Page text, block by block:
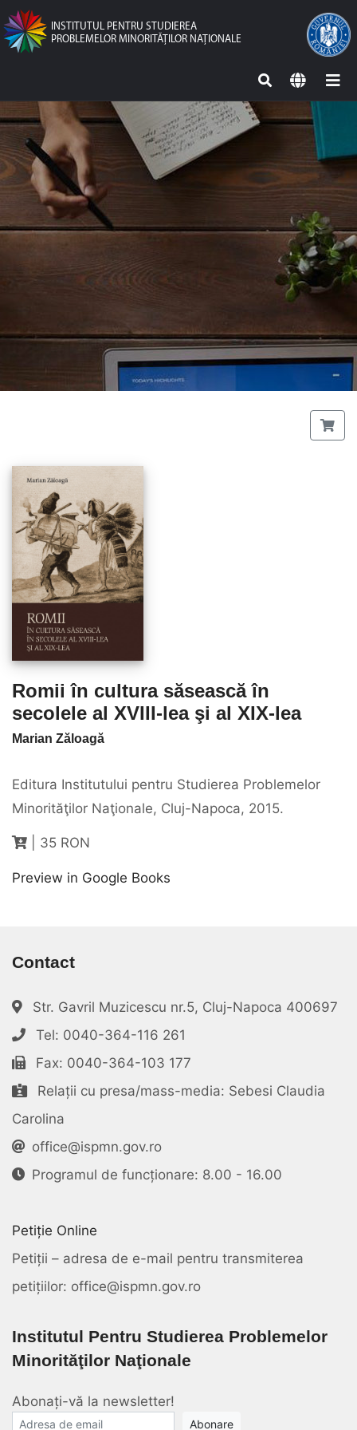
INSTITUTUL PENTRU STUDIEREA
PROBLEMELOR MINORITĂŢILOR NAŢIONALE
Romii în cultura săsească în
secolele al XVIII-lea şi al XIX-lea
Marian Zăloagă
Editura Institutului pentru Studierea Problemelor
Minorităţilor Naţionale, Cluj-Napoca, 2015.
| 35 RON
Preview in Google Books
Contact
Str. Gavril Muzicescu nr.5, Cluj-Napoca 400697
Tel: 0040-364-116 261
Fax: 0040-364-103 177
Relații cu presa/mass-media: Sebesi Claudia
Carolina
office@ispmn.gov.ro
Programul de funcționare: 8.00 - 16.00
Petiție Online
Petiții – adresa de e-mail pentru transmiterea
petițiilor: office@ispmn.gov.ro
Institutul Pentru Studierea Problemelor
Minorităţilor Naţionale
Abonați-vă la newsletter!
E-mail